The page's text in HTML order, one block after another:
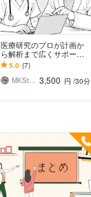
医療研究のプロが計画か
ら解析まで広くサポート
します 医療現場で働く皆
さまの研究を、豊富な経
験と知識で支援します。
5.0 (7)
MKStatAd 3,500 円 /30分